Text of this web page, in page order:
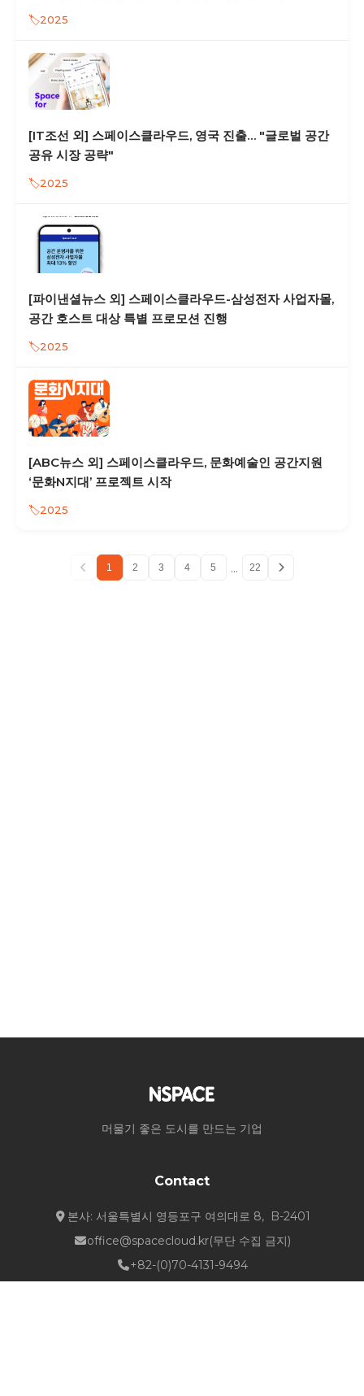
2025
[IT조선 외] 스페이스클라우드, 영국 진출… "글로벌 공간
공유 시장 공략"
2025
[파이낸셜뉴스 외] 스페이스클라우드-삼성전자 사업자몰,
공간 호스트 대상 특별 프로모션 진행
2025
[ABC뉴스 외] 스페이스클라우드, 문화예술인 공간지원
‘문화N지대’ 프로젝트 시작
2025
1 2 3 4 5 ... 22
머물기 좋은 도시를 만드는 기업
Contact
본사: 서울특별시 영등포구 여의대로 8, B-2401
office@spacecloud.kr(무단 수집 금지)
+82-(0)70-4131-9494